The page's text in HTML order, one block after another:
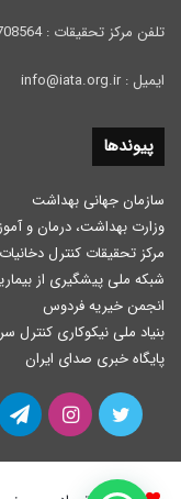
تلفن مرکز تحقیقات : 88708564-021
ایمیل : info@iata.org.ir
پیوندها
سازمان جهانی بهداشت
وزارت بهداشت، درمان و
مرکز تحقیقات کنترل دخانیات
شبکه ملی پیشگیری از
انجمن خیریه فردوس
بنیاد ملی نیکوکاری کنترل
پایگاه خبری صدای ایران
توییتر